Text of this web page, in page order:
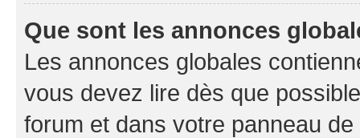
Que sont les annonces
Les annonces globales
vous devez lire dès que
forum et dans votre panneau